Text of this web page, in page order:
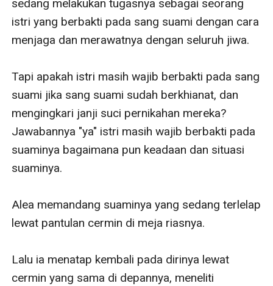
sedang melakukan tugasnya sebagai seorang
istri yang berbakti pada sang suami dengan cara
menjaga dan merawatnya dengan seluruh jiwa.
Tapi apakah istri masih wajib berbakti pada sang
suami jika sang suami sudah berkhianat, dan
mengingkari janji suci pernikahan mereka?
Jawabannya "ya" istri masih wajib berbakti pada
suaminya bagaimana pun keadaan dan situasi
suaminya.
Alea memandang suaminya yang sedang terlelap
lewat pantulan cermin di meja riasnya.
Lalu ia menatap kembali pada dirinya lewat
cermin yang sama di depannya, meneliti